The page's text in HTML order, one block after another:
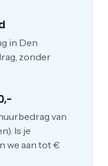
in Den
zonder
van
Is je
we aan tot €